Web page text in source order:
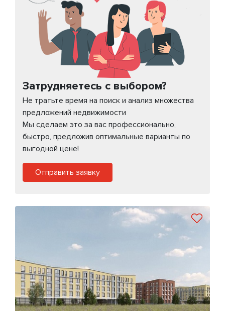
Затрудняетесь с выбором?
Не тратьте время на поиск и анализ множества
предложений недвижимости
Мы сделаем это за вас профессионально,
быстро, предложив оптимальные варианты по
выгодной цене!
Отправить заявку